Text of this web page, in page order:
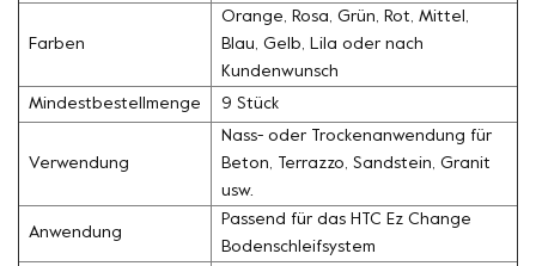
Farben
Orange, Rosa, Grün, Rot, Mittel,
Blau, Gelb, Lila oder nach
Kundenwunsch
Mindestbestellmenge 9 Stück
Verwendung
Nass- oder Trockenanwendung für
Beton, Terrazzo, Sandstein, Granit
usw.
Anwendung
Passend für das HTC Ez Change
Bodenschleifsystem